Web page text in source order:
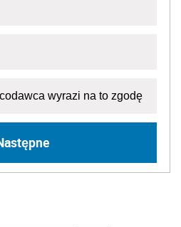
wyrazi na to zgodę